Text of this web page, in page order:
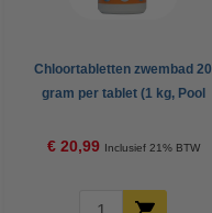
Chloortabletten zwembad 20
gram per tablet (1 kg, Pool
€ 20,99 Inclusief 21% BTW